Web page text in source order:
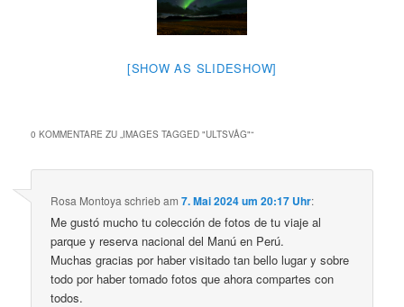
[SHOW AS SLIDESHOW]
0 KOMMENTARE ZU „ IMAGES TAGGED "ULTSVÅG"“
Rosa Montoya schriebam7. Mai 2024 um 20:17 Uhr:
Me gustó mucho tu colección de fotos de tu viaje al
parque y reserva nacional del Manú en Perú.
Muchas gracias por haber visitado tan bello lugar y sobre
todo por haber tomado fotos que ahora compartes con
todos.